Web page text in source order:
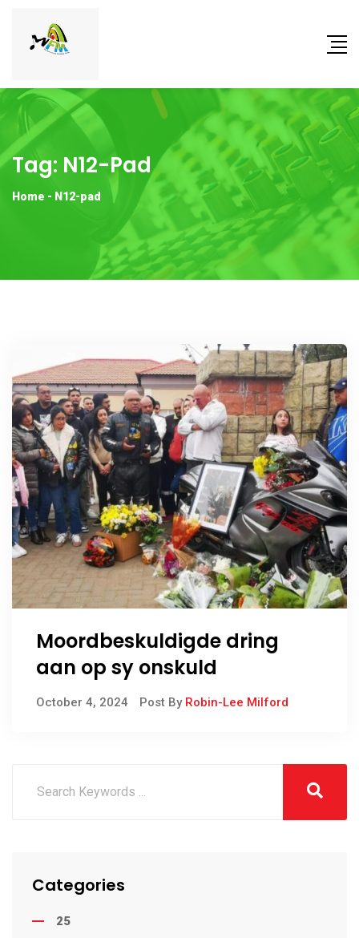
Tag: N12-Pad
Home - N12-pad
Moordbeskuldigde dring
aan op sy onskuld
October 4, 2024 Post By Robin-Lee Milford
Categories
25